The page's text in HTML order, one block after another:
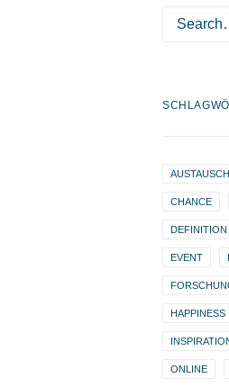
AUSTAUSCH
CHANCE
DEFINITION
EVENT
HAPPINESS
ONLINE